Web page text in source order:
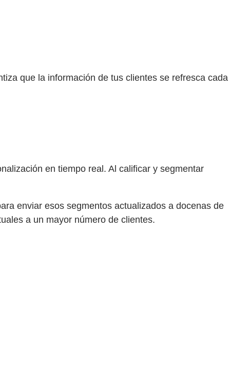
que la información de tus clientes se refresca cada
en tiempo real. Al calificar y segmentar
enviar esos segmentos actualizados a docenas de
a un mayor número de clientes.